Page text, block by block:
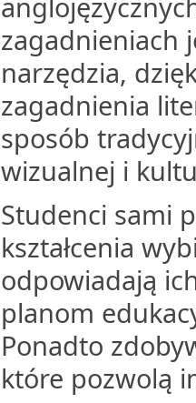
zagadnieniach
narzędzia,
zagadnienia
sposób
wizualnej i
Studenci sami
kształcenia
odpowiadają
planom
Ponadto
które pozwolą